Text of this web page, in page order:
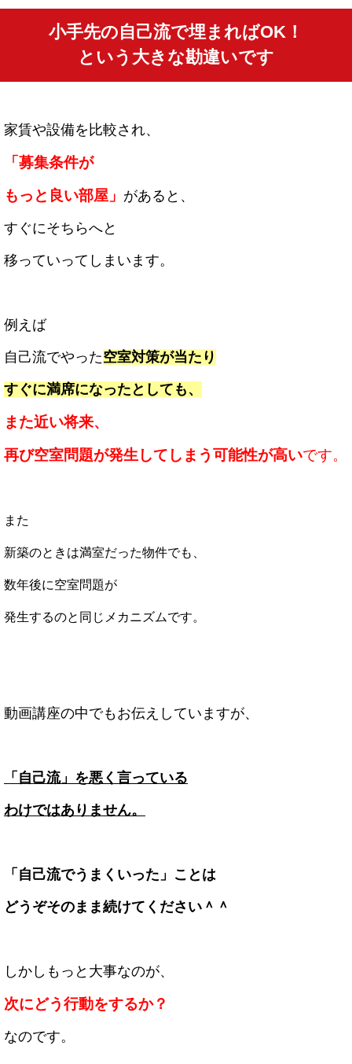
小手先の自己流で埋まればOK！
という大きな勘違いです
家賃や設備を比較され、
「募集条件が
もっと良い部屋」 があると、
すぐにそちらへと
移っていってしまいます。
例えば
自己流でやった空室対策が当たり
すぐに満席になったとしても、
また近い将来、
再び空室問題が発生してしまう可能性が高いです。
また
新築のときは満室だった物件でも、
数年後に空室問題が
発生するのと同じメカニズムです。
動画講座の中でもお伝えしていますが、
「自己流」を悪く言っている
わけではありません。
「自己流でうまくいった」ことは
どうぞそのまま続けてください＾＾
しかしもっと大事なのが、
次にどう行動をするか？
なのです。